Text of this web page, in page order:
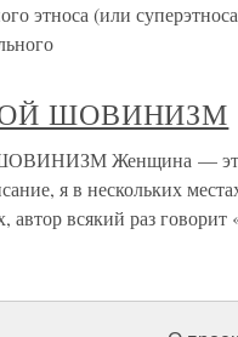
этноса (или
ШОВИНИЗМ
Женщина — это
я в нескольких
автор всякий раз